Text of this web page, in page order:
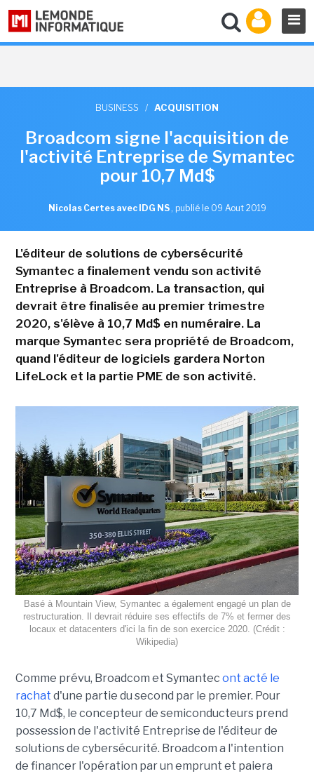
BUSINESS / ACQUISITION
Broadcom signe l'acquisition de
l'activité Entreprise de Symantec
pour 10,7 Md$
Nicolas Certes avec IDG NS , publié le 09 Aout 2019
L'éditeur de solutions de cybersécurité
Symantec a finalement vendu son activité
Entreprise à Broadcom. La transaction, qui
devrait être finalisée au premier trimestre
2020, s'élève à 10,7 Md$ en numéraire. La
marque Symantec sera propriété de Broadcom,
quand l'éditeur de logiciels gardera Norton
LifeLock et la partie PME de son activité.
Basé à Mountain View, Symantec a également engagé un plan de
restructuration. Il devrait réduire ses effectifs de 7% et fermer des
locaux et datacenters d'ici la fin de son exercice 2020. (Crédit :
Wikipedia)
Comme prévu, Broadcom et Symantec ont acté le
rachat d'une partie du second par le premier. Pour
10,7 Md$, le concepteur de semiconducteurs prend
possession de l'activité Entreprise de l'éditeur de
solutions de cybersécurité. Broadcom a l'intention
de financer l'opération par un emprunt et paiera